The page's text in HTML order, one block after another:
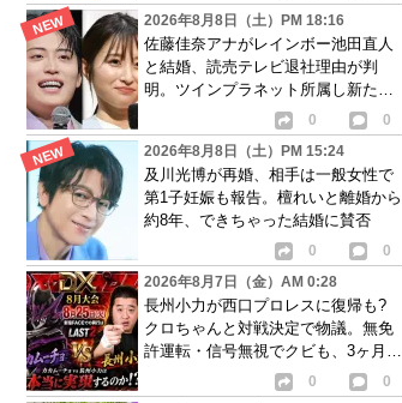
2026年8月8日（土）PM 18:16
佐藤佳奈アナがレインボー池田直人
と結婚、読売テレビ退社理由が判
明。ツインプラネット所属し新たな
0
0
2026年8月8日（土）PM 15:24
及川光博が再婚、相手は一般女性で
第1子妊娠も報告。檀れいと離婚から
約8年、できちゃった結婚に賛否
0
0
2026年8月7日（金）AM 0:28
長州小力が西口プロレスに復帰も?
クロちゃんと対戦決定で物議。無免
許運転・信号無視でクビも、3ヶ月で
0
0